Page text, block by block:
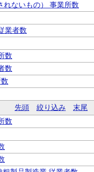
れないもの） 事業所数
業者数
数
数
先頭 絞り込み 末尾
数